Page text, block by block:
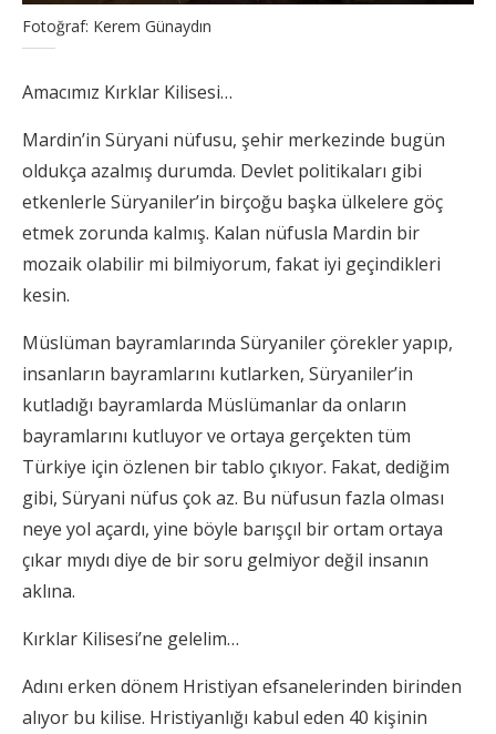
Fotoğraf: Kerem Günaydın
Amacımız Kırklar Kilisesi…
Mardin’in Süryani nüfusu, şehir merkezinde bugün
oldukça azalmış durumda. Devlet politikaları gibi
etkenlerle Süryaniler’in birçoğu başka ülkelere göç
etmek zorunda kalmış. Kalan nüfusla Mardin bir
mozaik olabilir mi bilmiyorum, fakat iyi geçindikleri
kesin.
Müslüman bayramlarında Süryaniler çörekler yapıp,
insanların bayramlarını kutlarken, Süryaniler’in
kutladığı bayramlarda Müslümanlar da onların
bayramlarını kutluyor ve ortaya gerçekten tüm
Türkiye için özlenen bir tablo çıkıyor. Fakat, dediğim
gibi, Süryani nüfus çok az. Bu nüfusun fazla olması
neye yol açardı, yine böyle barışçıl bir ortam ortaya
çıkar mıydı diye de bir soru gelmiyor değil insanın
aklına.
Kırklar Kilisesi’ne gelelim…
Adını erken dönem Hristiyan efsanelerinden birinden
alıyor bu kilise. Hristiyanlığı kabul eden 40 kişinin